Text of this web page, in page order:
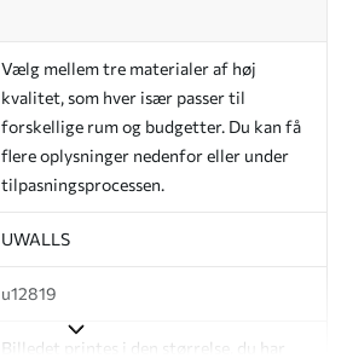
Vælg mellem tre materialer af høj
kvalitet, som hver især passer til
forskellige rum og budgetter. Du kan få
flere oplysninger nedenfor eller under
tilpasningsprocessen.
UWALLS
u12819
Billedet printes i den størrelse, du har